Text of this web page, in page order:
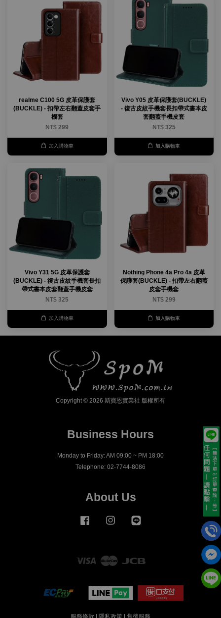
realme C100 5G 皮革保護套
(BUCKLE) - 扣帶左右翻蓋皮套手
機套
NT$ 299
加入購物車
Vivo Y05 皮革保護套(BUCKLE)
- 復古皮紋手機套長扣帶式書本皮
套翻蓋手機皮套
NT$ 325
加入購物車
Vivo Y31 5G 皮革保護套
(BUCKLE) - 復古皮紋手機套長扣
帶式書本皮套翻蓋手機皮套
NT$ 325
加入購物車
Nothing Phone 4a Pro 4a 皮革
保護套(BUCKLE) - 扣帶左右翻蓋
皮套手機套
NT$ 299
加入購物車
Copyright © 2026 斯寶恩實業社 版權所有
Business Hours
Monday to Friday: AM 09:00 ~ PM 18:00
Telephone: 02-7744-8086
About Us
Facebook Instagram
Visa Master
服務條款 | 隱私政策 | 售後服務